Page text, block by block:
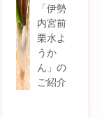
「伊勢
内宮前
栗水よ
うか
ん」の
ご紹介